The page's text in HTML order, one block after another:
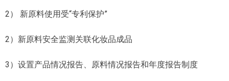
2） 新原料使用受“专利保护”
2）新原料安全监测关联化妆品成品
3）设置产品情况报告、原料情况报告和年度报告制度